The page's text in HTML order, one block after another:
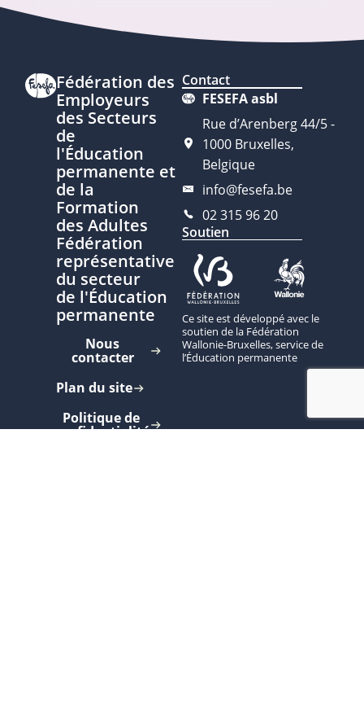
Fédération des
Employeurs
des Secteurs
de
l'Éducation
permanente et
de la
Formation
des Adultes
Fédération
représentative
du secteur
de l'Éducation
permanente
Nous
contacter
Plan du site
Politique de
confidentialité
Contact
FESEFA asbl
Rue d’Arenberg 44/5 -
1000 Bruxelles,
Belgique
info@fesefa.be
02 315 96 20
Soutien
Ce site est développé avec le
soutien de la Fédération
Wallonie-Bruxelles, service de
l’Éducation permanente